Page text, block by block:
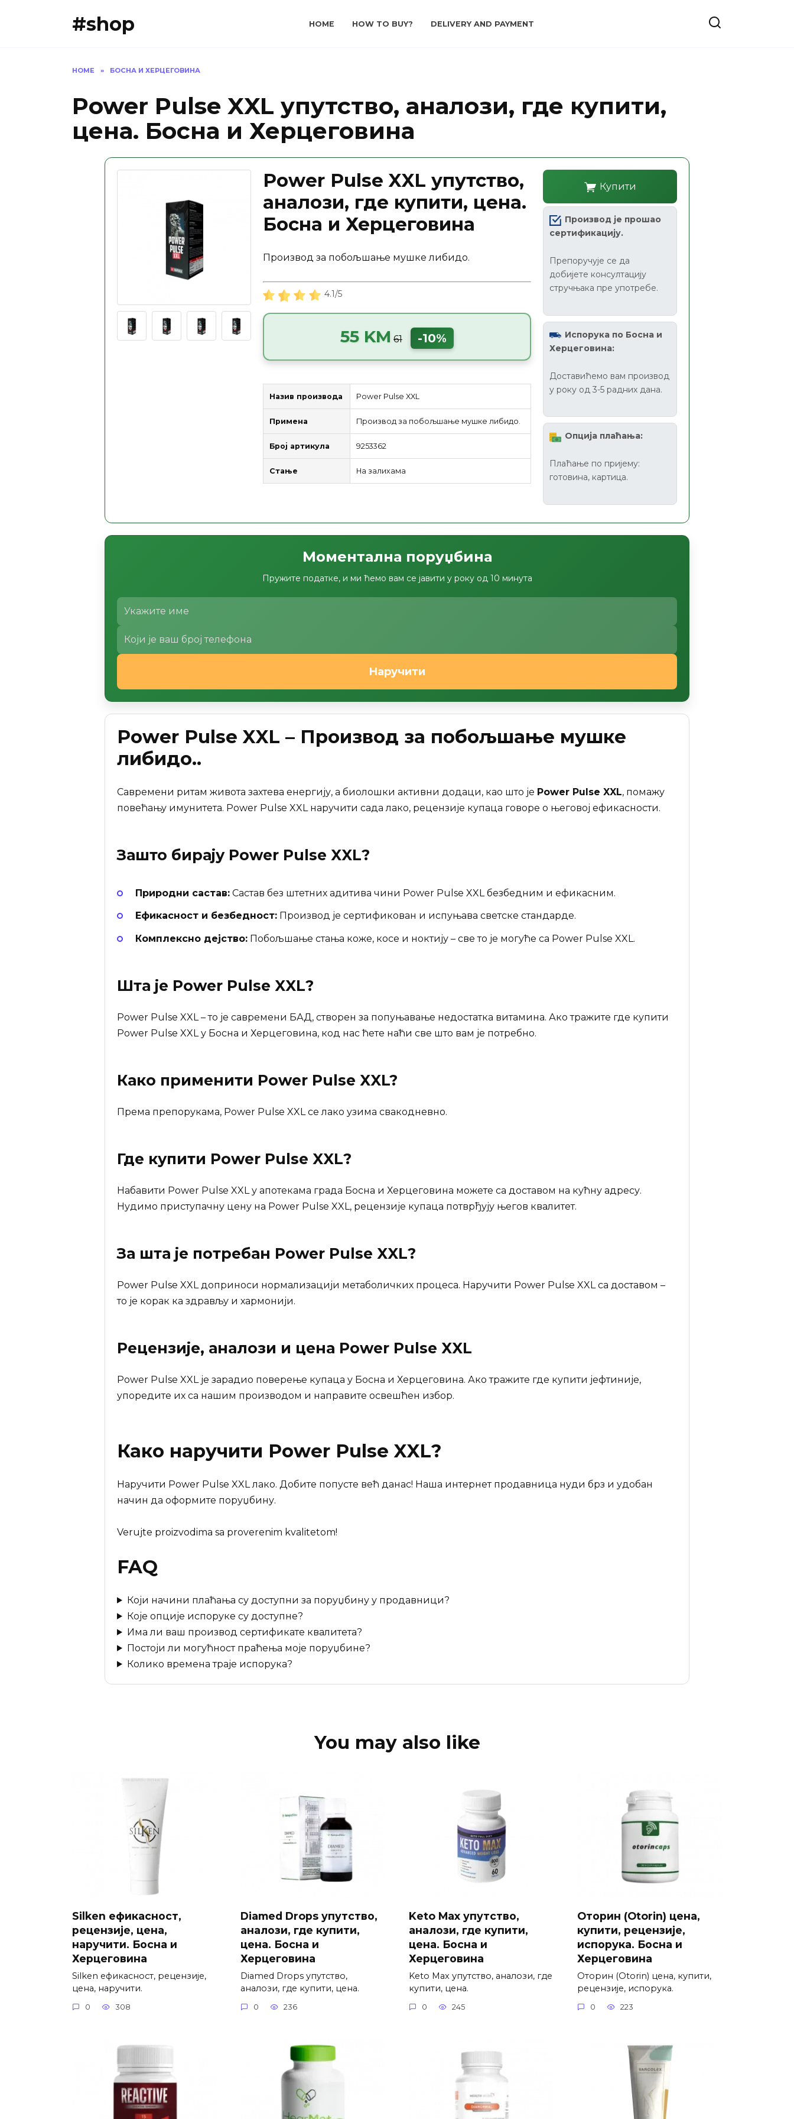
#shop HOME HOW TO BUY? DELIVERY AND PAYMENT
HOME » БОСНА И ХЕРЦЕГОВИНА
Power Pulse XXL упутство, аналози, где купити,
цена. Босна и Херцеговина
Power Pulse XXL упутство,
аналози, где купити, цена.
Босна и Херцеговина
Производ за побољшање мушке либидо.
4.1/5
55 KM 61 -10%
Назив производа Power Pulse XXL
Примена Производ за побољшање мушке либидо.
Број артикула 9253362
Стање На залихама
Купити
Производ је прошао
сертификацију.
Препоручује се да
добијете консултацију
стручњака пре употребе.
Испорука по Босна и
Херцеговина:
Доставићемо вам производ
у року од 3-5 радних дана.
Опција плаћања:
Плаћање по пријему:
готовина, картица.
Моментална поруџбина
Пружите податке, и ми ћемо вам се јавити у року од 10 минута
Наручити
Power Pulse XXL – Производ за побољшање мушке
либидо..
Савремени ритам живота захтева енергију, а биолошки активни додаци, као што је Power Pulse XXL, помажу
повећању имунитета. Power Pulse XXL наручити сада лако, рецензије купаца говоре о његовој ефикасности.
Зашто бирају Power Pulse XXL?
Природни састав:Састав без штетних адитива чини Power Pulse XXL безбедним и ефикасним.
Ефикасност и безбедност:Производ је сертификован и испуњава светске стандарде.
Комплексно дејство:Побољшање стања коже, косе и ноктију – све то је могуће са Power Pulse XXL.
Шта је Power Pulse XXL?
Power Pulse XXL – то је савремени БАД, створен за попуњавање недостатка витамина. Ако тражите где купити
Power Pulse XXL у Босна и Херцеговина, код нас ћете наћи све што вам је потребно.
Како применити Power Pulse XXL?
Према препорукама, Power Pulse XXL се лако узима свакодневно.
Где купити Power Pulse XXL?
Набавити Power Pulse XXL у апотекама града Босна и Херцеговина можете са доставом на кућну адресу.
Нудимо приступачну цену на Power Pulse XXL, рецензије купаца потврђују његов квалитет.
За шта је потребан Power Pulse XXL?
Power Pulse XXL доприноси нормализацији метаболичких процеса. Наручити Power Pulse XXL са доставом –
то је корак ка здрављу и хармонији.
Рецензије, аналози и цена Power Pulse XXL
Power Pulse XXL је зарадио поверење купаца у Босна и Херцеговина. Ако тражите где купити јефтиније,
упоредите их са нашим производом и направите освешћен избор.
Како наручити Power Pulse XXL?
Наручити Power Pulse XXL лакo. Добите попусте већ данас! Наша интернет продавница нуди брз и удобан
начин да оформите поруџбину.
Verujte proizvodima sa proverenim kvalitetom!
FAQ
Који начини плаћања су доступни за поруџбину у продавници?
Које опције испоруке су доступне?
Има ли ваш производ сертификате квалитета?
Постоји ли могућност праћења моје поруџбине?
Колико времена траје испорука?
You may also like
Silken ефикасност,
рецензије, цена,
наручити. Босна и
Херцеговина
Silken ефикасност, рецензије,
цена, наручити.
0 308
Diamed Drops упутство,
аналози, где купити,
цена. Босна и
Херцеговина
Diamed Drops упутство,
аналози, где купити, цена.
0 236
Keto Max упутство,
аналози, где купити,
цена. Босна и
Херцеговина
Keto Max упутство, аналози, где
купити, цена.
0 245
Оторин (Otorin) цена,
купити, рецензије,
испорука. Босна и
Херцеговина
Оторин (Otorin) цена, купити,
рецензије, испорука.
0 223